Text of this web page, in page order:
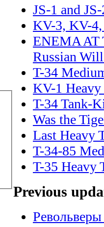
JS-1 and
KV-3, KV-
ENEMA AT
Russian
T-34
KV-1 Heavy
T-34 Tank-
Was the
Last Heavy
T-34-85
T-35 Heavy
Previous